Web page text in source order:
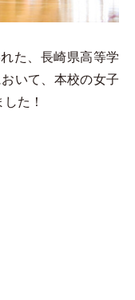
た、長崎県高等学
いて、本校の女子
た！